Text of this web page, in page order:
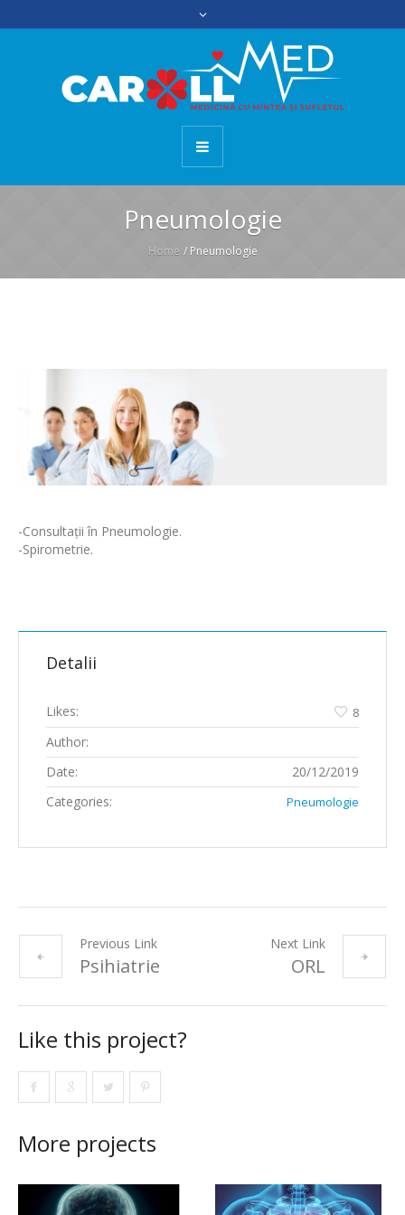
Pneumologie
Home / Pneumologie
-Consultații în Pneumologie.
-Spirometrie.
Detalii
Likes: 8
Author:
Date:
20/12/2019
Categories:
Pneumologie
Previous Link
Psihiatrie
Next Link
ORL
Like this project?
More projects